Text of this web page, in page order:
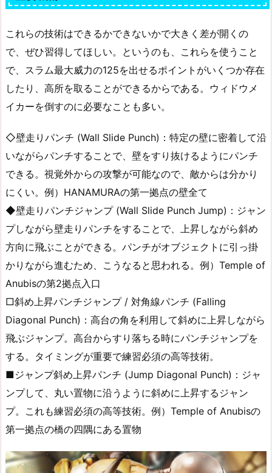
これらの技術はできるかできないかで大きく差が開くの
で、ぜひ習得してほしい。というのも、これらを使うこと
で、スラム最大威力の125を出せるポイントがいくつか存在
したり、高所を取ることができるからである。ウィドウメ
イカーを倒すのに必要なことも多い。
◇壁走りパンチ (Wall Slide Punch)：特定の壁に密着して沿
いながらパンチすることで、壁をすり抜けるようにパンチ
できる。視覚外からの攻撃が可能なので、敵からは分かり
にくい。例）HANAMURAの第一拠点の壁全て
◆壁走りパンチジャンプ (Wall Slide Punch Jump)：ジャン
プしながら壁走りパンチをすることで、上昇しながら斜め
方向に飛ぶことができる。パンチがオブジェクトに引っ掛
かりながら進むため、こうなると思われる。例）Temple of
Anubisの第2拠点入口
□斜め上昇パンチジャンプ / 対角線パンチ (Falling
Diagonal Punch)：高台の角を利用して斜めに上昇しながら
飛ぶジャンプ。高台からすり落ちる時にパンチジャンプを
する。タイミングが重要で練習必須の高等技術。
■ジャンプ斜め上昇パンチ (Jump Diagonal Punch)：ジャ
ンプして、丸い置物に沿うように斜めに上昇するジャン
プ。これも練習必須の高等技術。例）Temple of Anubisの
第一拠点の橋の四隅にある置物